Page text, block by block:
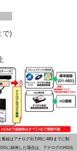
で)
番組はアナログ出力時に480iまでに制
に録画した場合は、アナログのHD出